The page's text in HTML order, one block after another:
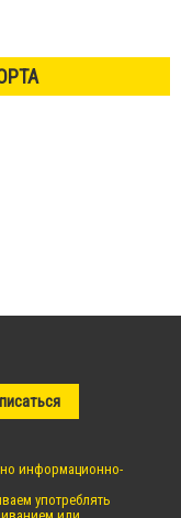
информационно-
употреблять